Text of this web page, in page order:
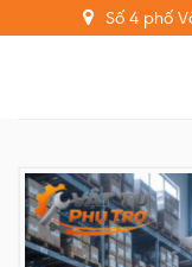
to
Số 4 phố